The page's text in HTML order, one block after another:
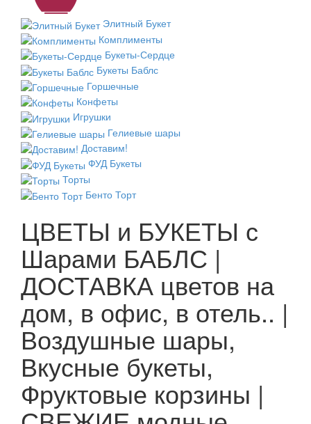
Элитный Букет
Комплименты
Букеты-Сердце
Букеты Баблс
Горшечные
Конфеты
Игрушки
Гелиевые шары
Доставим!
ФУД Букеты
Торты
Бенто Торт
ЦВЕТЫ и БУКЕТЫ с
Шарами БАБЛС |
ДОСТАВКА цветов на
дом, в офис, в отель.. |
Воздушные шары,
Вкусные букеты,
Фруктовые корзины |